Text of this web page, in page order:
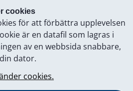
cookies
för att förbättra upplevelsen
är en datafil som lagras i
av en webbsida snabbare,
dator.
cookies.